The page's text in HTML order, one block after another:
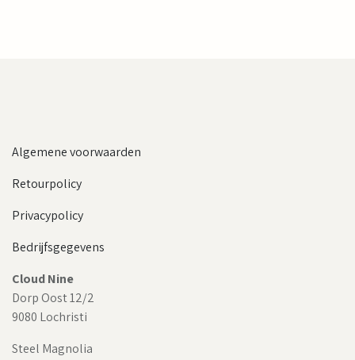
Algemene voorwaarden
Retourpolicy
Privacypolicy
Bedrijfsgegevens
Cloud Nine
Dorp Oost 12/2
9080 Lochristi
Steel Magnolia